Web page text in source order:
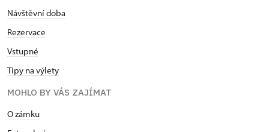
Návštěvní doba
Rezervace
Vstupné
Tipy na výlety
MOHLO BY VÁS ZAJÍMAT
O zámku